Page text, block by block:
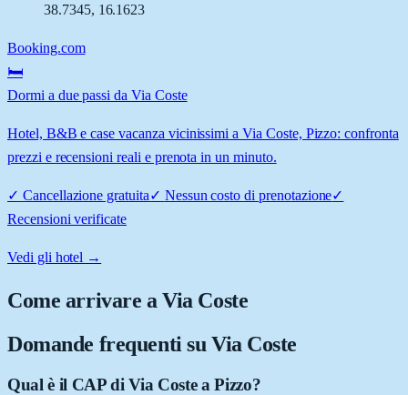
38.7345, 16.1623
Booking.com
🛏️
Dormi a due passi da Via Coste
Hotel, B&B e case vacanza vicinissimi a Via Coste, Pizzo: confronta
prezzi e recensioni reali e prenota in un minuto.
✓ Cancellazione gratuita✓ Nessun costo di prenotazione✓
Recensioni verificate
Vedi gli hotel →
Come arrivare aVia Coste
Domande frequenti su Via Coste
Qual è il CAP di Via Coste a Pizzo?